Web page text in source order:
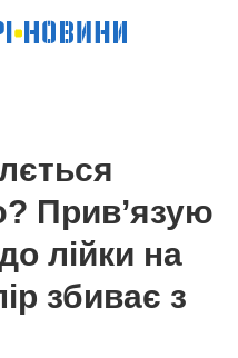
Прив’язую
лійки на
збиває з